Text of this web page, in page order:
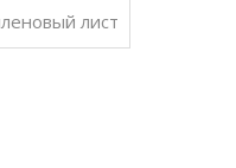
лист